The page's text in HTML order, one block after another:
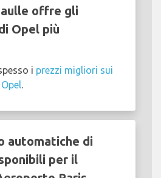
offre gli
Opel più
i prezzi migliori sui
automatiche di
per il